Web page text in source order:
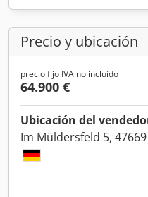
Precio y ubicación
precio fijo IVA no incluído
64.900 €
Ubicación del
Im Müldersfeld 5,